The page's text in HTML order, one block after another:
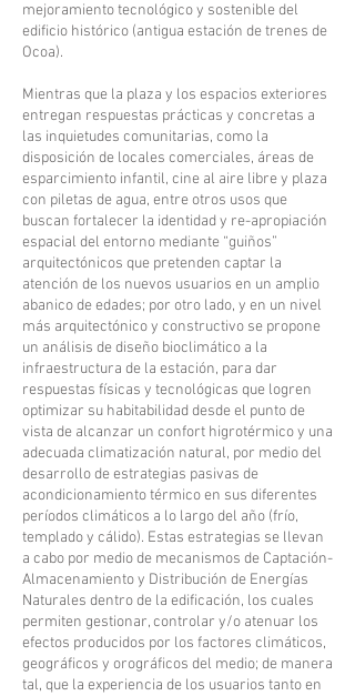
mejoramiento tecnológico y sostenible del
edificio histórico (antigua estación de trenes de
Ocoa).
Mientras que la plaza y los espacios exteriores
entregan respuestas prácticas y concretas a
las inquietudes comunitarias, como la
disposición de locales comerciales, áreas de
esparcimiento infantil, cine al aire libre y plaza
con piletas de agua, entre otros usos que
buscan fortalecer la identidad y re-apropiación
espacial del entorno mediante “guiños”
arquitectónicos que pretenden captar la
atención de los nuevos usuarios en un amplio
abanico de edades; por otro lado, y en un nivel
más arquitectónico y constructivo se propone
un análisis de diseño bioclimático a la
infraestructura de la estación, para dar
respuestas físicas y tecnológicas que logren
optimizar su habitabilidad desde el punto de
vista de alcanzar un confort higrotérmico y una
adecuada climatización natural, por medio del
desarrollo de estrategias pasivas de
acondicionamiento térmico en sus diferentes
períodos climáticos a lo largo del año (frío,
templado y cálido). Estas estrategias se llevan
a cabo por medio de mecanismos de Captación-
Almacenamiento y Distribución de Energías
Naturales dentro de la edificación, los cuales
permiten gestionar, controlar y/o atenuar los
efectos producidos por los factores climáticos,
geográficos y orográficos del medio; de manera
tal, que la experiencia de los usuarios tanto en